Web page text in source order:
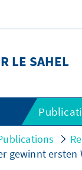
LE SAHEL
gewinnt ersten